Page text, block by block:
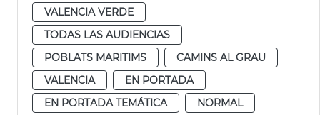
VALENCIA VERDE
TODAS LAS AUDIENCIAS
POBLATS MARITIMS
CAMINS AL GRAU
VALENCIA
EN PORTADA
EN PORTADA TEMÁTICA
NORMAL